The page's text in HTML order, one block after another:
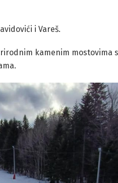
i Vareš.
kamenim mostovima